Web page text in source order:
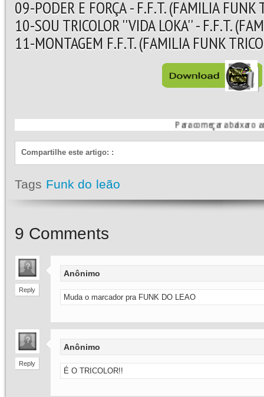
09-PODER E FORÇA - F.F.T. (FAMILIA FUNK
10-SOU TRICOLOR ''VIDA LOKA'' - F.F.T.
11-MONTAGEM F.F.T. (FAMILIA FUNK
Para começar a baixar o arquivo,
Compartilhe este artigo: :
Tags Funk do leão
9 Comments
Reply
Anônimo
Muda o marcador pra FUNK DO LEAO
Reply
Anônimo
É O TRICOLOR!!